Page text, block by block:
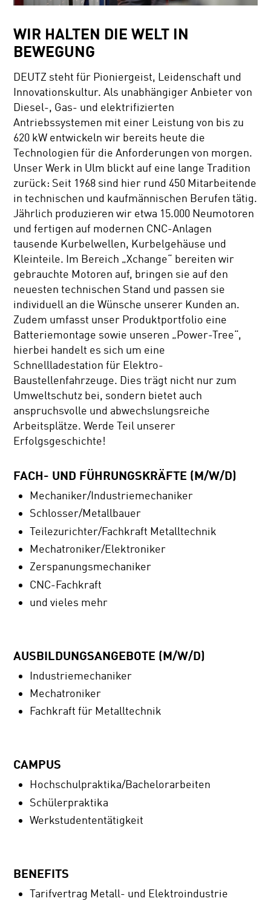
WIR HALTEN DIE WELT IN
BEWEGUNG
DEUTZ steht für Pioniergeist, Leidenschaft und
Innovationskultur. Als unabhängiger Anbieter von
Diesel-, Gas- und elektrifizierten
Antriebssystemen mit einer Leistung von bis zu
620 kW entwickeln wir bereits heute die
Technologien für die Anforderungen von morgen.
Unser Werk in Ulm blickt auf eine lange Tradition
zurück: Seit 1968 sind hier rund 450 Mitarbeitende
in technischen und kaufmännischen Berufen tätig.
Jährlich produzieren wir etwa 15.000 Neumotoren
und fertigen auf modernen CNC-Anlagen
tausende Kurbelwellen, Kurbelgehäuse und
Kleinteile. Im Bereich „Xchange“ bereiten wir
gebrauchte Motoren auf, bringen sie auf den
neuesten technischen Stand und passen sie
individuell an die Wünsche unserer Kunden an.
Zudem umfasst unser Produktportfolio eine
Batteriemontage sowie unseren „Power-Tree“,
hierbei handelt es sich um eine
Schnellladestation für Elektro-
Baustellenfahrzeuge. Dies trägt nicht nur zum
Umweltschutz bei, sondern bietet auch
anspruchsvolle und abwechslungsreiche
Arbeitsplätze. Werde Teil unserer
Erfolgsgeschichte!
FACH- UND FÜHRUNGSKRÄFTE (M/W/D)
Mechaniker/Industriemechaniker
Schlosser/Metallbauer
Teilezurichter/Fachkraft Metalltechnik
Mechatroniker/Elektroniker
Zerspanungsmechaniker
CNC-Fachkraft
und vieles mehr
AUSBILDUNGSANGEBOTE (M/W/D)
Industriemechaniker
Mechatroniker
Fachkraft für Metalltechnik
CAMPUS
Hochschulpraktika/Bachelorarbeiten
Schülerpraktika
Werkstudententätigkeit
BENEFITS
Tarifvertrag Metall- und Elektroindustrie